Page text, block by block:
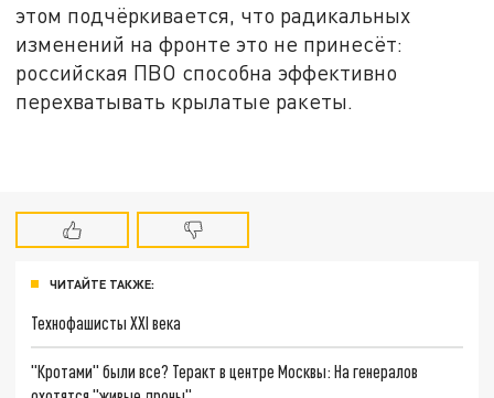
этом подчёркивается, что радикальных
изменений на фронте это не принесёт:
российская ПВО способна эффективно
перехватывать крылатые ракеты.
ЧИТАЙТЕ ТАКЖЕ:
Технофашисты XXI века
"Кротами" были все? Теракт в центре Москвы: На генералов